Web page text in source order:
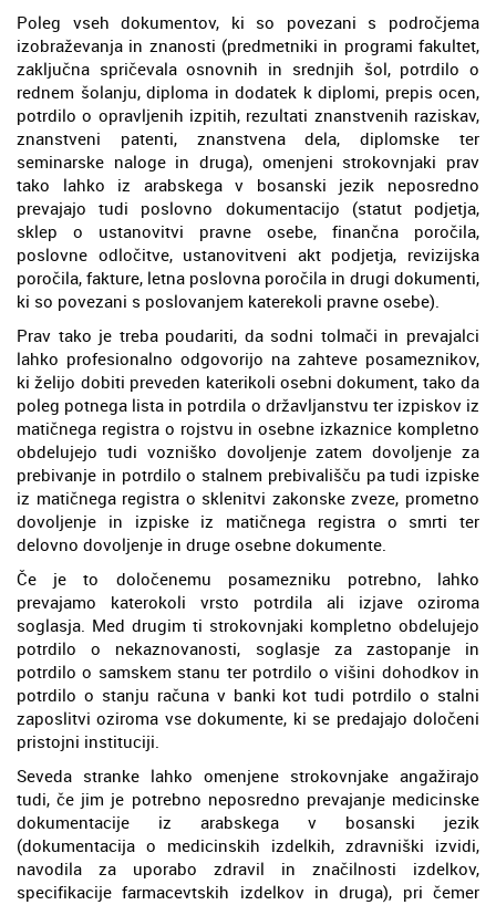
Poleg vseh dokumentov, ki so povezani s področjema
izobraževanja in znanosti (predmetniki in programi fakultet,
zaključna spričevala osnovnih in srednjih šol, potrdilo o
rednem šolanju, diploma in dodatek k diplomi, prepis ocen,
potrdilo o opravljenih izpitih, rezultati znanstvenih raziskav,
znanstveni patenti, znanstvena dela, diplomske ter
seminarske naloge in druga), omenjeni strokovnjaki prav
tako lahko iz arabskega v bosanski jezik neposredno
prevajajo tudi poslovno dokumentacijo (statut podjetja,
sklep o ustanovitvi pravne osebe, finančna poročila,
poslovne odločitve, ustanovitveni akt podjetja, revizijska
poročila, fakture, letna poslovna poročila in drugi dokumenti,
ki so povezani s poslovanjem katerekoli pravne osebe).
Prav tako je treba poudariti, da sodni tolmači in prevajalci
lahko profesionalno odgovorijo na zahteve posameznikov,
ki želijo dobiti preveden katerikoli osebni dokument, tako da
poleg potnega lista in potrdila o državljanstvu ter izpiskov iz
matičnega registra o rojstvu in osebne izkaznice kompletno
obdelujejo tudi vozniško dovoljenje zatem dovoljenje za
prebivanje in potrdilo o stalnem prebivališču pa tudi izpiske
iz matičnega registra o sklenitvi zakonske zveze, prometno
dovoljenje in izpiske iz matičnega registra o smrti ter
delovno dovoljenje in druge osebne dokumente.
Če je to določenemu posamezniku potrebno, lahko
prevajamo katerokoli vrsto potrdila ali izjave oziroma
soglasja. Med drugim ti strokovnjaki kompletno obdelujejo
potrdilo o nekaznovanosti, soglasje za zastopanje in
potrdilo o samskem stanu ter potrdilo o višini dohodkov in
potrdilo o stanju računa v banki kot tudi potrdilo o stalni
zaposlitvi oziroma vse dokumente, ki se predajajo določeni
pristojni instituciji.
Seveda stranke lahko omenjene strokovnjake angažirajo
tudi, če jim je potrebno neposredno prevajanje medicinske
dokumentacije iz arabskega v bosanski jezik
(dokumentacija o medicinskih izdelkih, zdravniški izvidi,
navodila za uporabo zdravil in značilnosti izdelkov,
specifikacije farmacevtskih izdelkov in druga), pri čemer